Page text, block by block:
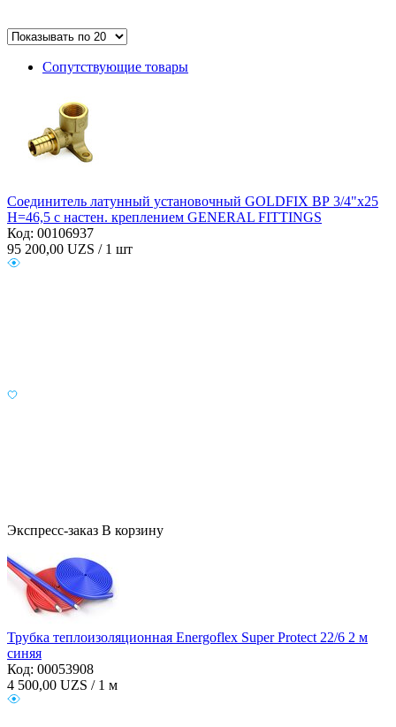
Сопутствующие товары
Соединитель латунный установочный GOLDFIX ВР 3/4"x25
H=46,5 с настен. креплением GENERAL FITTINGS
Код: 00106937
95 200,00 UZS / 1 шт
Экспресс-заказ В корзину
Трубка теплоизоляционная Energoflex Super Protect 22/6 2 м
синяя
Код: 00053908
4 500,00 UZS / 1 м